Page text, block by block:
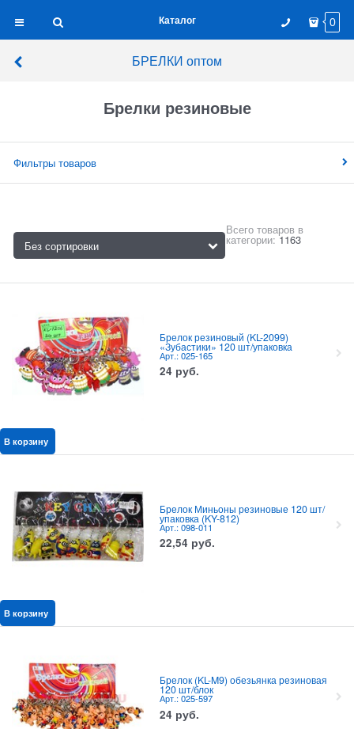
Каталог 0
БРЕЛКИ оптом
Брелки резиновые
Фильтры товаров
Всего товаров в
категории: 1163
Брелок резиновый (KL-2099)
«Зубастики» 120 шт/упаковка
Арт.: 025-165
24 руб.
В корзину
Брелок Миньоны резиновые 120 шт/
упаковка (KY-812)
Арт.: 098-011
22,54 руб.
В корзину
Брелок (KL-M9) обезьянка резиновая
120 шт/блок
Арт.: 025-597
24 руб.